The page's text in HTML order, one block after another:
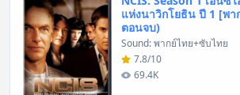
แห่งนาวิกโยธิน ปี 1 [พา
ตอนจบ)
Sound: พากย์ไทย+ซับไทย
7.8/10
69.4K